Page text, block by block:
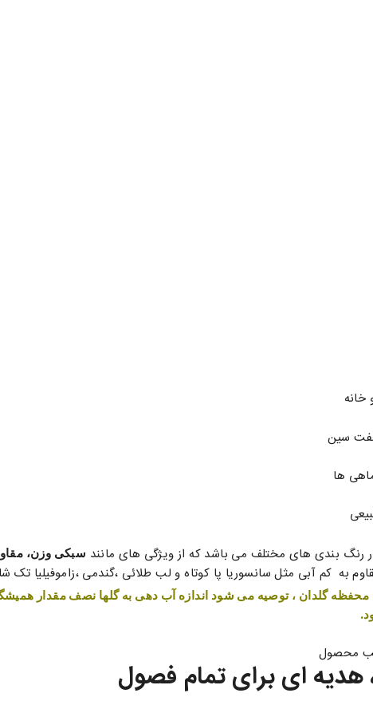
خانه
سین
ها
بندی های مختلف می باشد که از ویژگی های مانند سبکی وزن،
به کم آبی مثل سانسوریا پا کوتاه و لب طلائی ،گندمی ،زاموفیلیا تک
گلدان ، توصیه می شود اندازه آب دهی به گلها نصف مقدار
محصول
هدیه ای برای تمام فصول